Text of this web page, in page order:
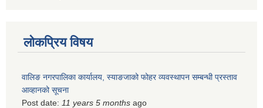
लोकप्रिय विषय
वालिङ नगरपालिका कार्यालय, स्याङजाको फोहर व्यवस्थापन सम्बन्धी प्रस्ताव
आव्हानको सूचना
Post date: 11 years 5 months ago